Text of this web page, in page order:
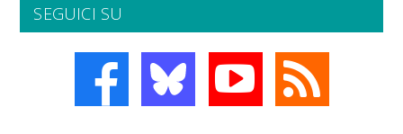
SEGUICI SU